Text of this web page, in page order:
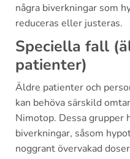
några biverkningar som
reduceras eller justeras.
Speciella fall
patienter)
Äldre patienter och
kan behöva särskild
Nimotop. Dessa grupper
biverkningar, såsom
noggrant övervakad